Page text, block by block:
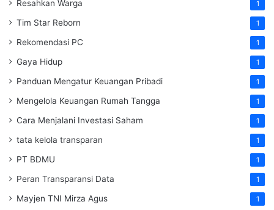
Resahkan Warga 1
Tim Star Reborn 1
Rekomendasi PC 1
Gaya Hidup 1
Panduan Mengatur Keuangan Pribadi 1
Mengelola Keuangan Rumah Tangga 1
Cara Menjalani Investasi Saham 1
tata kelola transparan 1
PT BDMU 1
Peran Transparansi Data 1
Mayjen TNI Mirza Agus 1